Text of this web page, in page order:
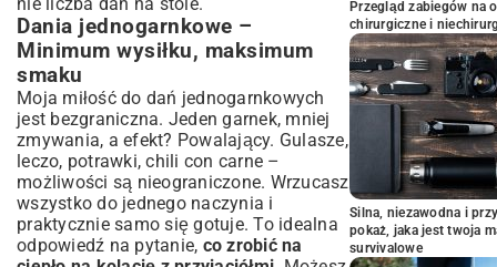
Dania jednogarnkowe –
Minimum wysiłku, maksimum
smaku
Moja miłość do dań jednogarnkowych
jest bezgraniczna. Jeden garnek, mniej
zmywania, a efekt? Powalający. Gulasze,
leczo, potrawki, chili con carne –
możliwości są nieograniczone. Wrzucasz
wszystko do jednego naczynia i
praktycznie samo się gotuje. To idealna
odpowiedź na pytanie, co zrobić na
Przegląd zabiegów na
chirurgiczne i
Silna, niezawodna i
pokaż, jaka jest twoja
survivalowe